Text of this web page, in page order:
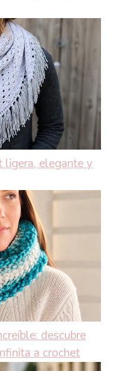
ligera, elegante y
descubre
a crochet